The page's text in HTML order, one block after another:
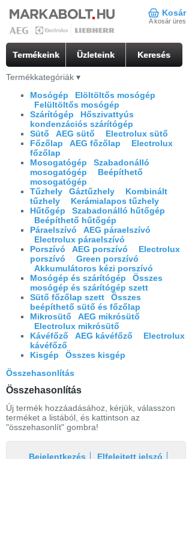
Kosár
A kosár üres
Termékeink Üzleteink Keresés
Termékkategóriák ▾
Mosógép
Elöltöltős mosógép
Felültöltős mosógép
Szárítógép
Hőszivattyús
kondenzációs szárítógép
Sütő
AEG sütő
Electrolux sütő
Főzőlap
AEG főzőlap
Electrolux
főzőlap
Mosogatógép
Szabadonálló
mosogatógép
Beépíthető
mosogatógép
Tűzhely
Gáztűzhely
Kombinált
tűzhely
Kerámialapos tűzhely
Hűtőgép
Szabadonálló hűtőgép
Beépíthető hűtőgép
Páraelszívó
AEG páraelszívó
Electrolux páraelszívó
Porszívó
AEG porszívó
Electrolux
porszívó
Green porszívó
Akkumulátoros kézi porszívó
Mosógép és szárítógép
Összes
mosógép és szárítógép szett
Sütő főzőlap szett
Összes
beépíthető sütő és főzőlap
Mikrosütő
AEG mikrósütő
Electrolux mikrósütő
Kávéfőző
AEG kávéfőző
Electrolux
kávéfőző
Kisgép
Összes kisgép
Összehasonlítás
Összehasonlítás
Új termék hozzáadásához, kérjük, válasszon
terméket a listából, és kattintson az
"összehasonlít" gombra!
Bejelentkezés
Elfelejtett jelszó